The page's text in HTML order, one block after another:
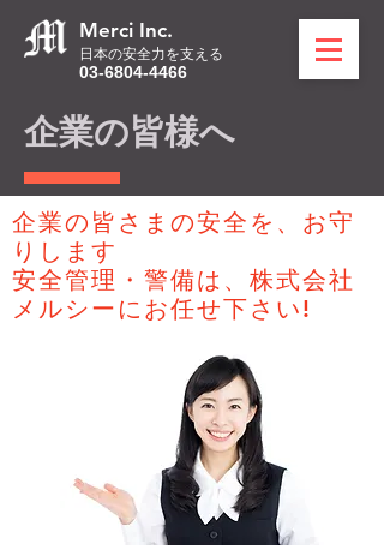
​​Merci Inc.
日本の安全力を支える
03-6804-4466
企業の皆様へ
企業の皆さまの安全を、お守
りします
安全管理・警備は、株式会社
メルシーに お任せ下さい!